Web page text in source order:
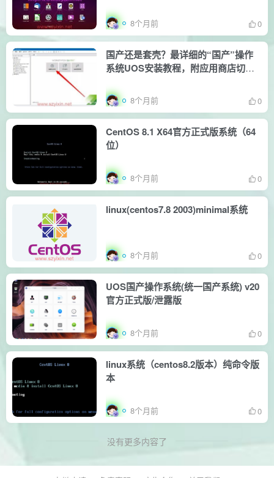
8个月前 0
国产还是套壳？最详细的“国产”操作
系统UOS安装教程，附应用商店切换
8个月前 0
CentOS 8.1 X64官方正式版系统（64
位）
8个月前 0
linux(centos7.8 2003)minimal系统
8个月前 0
UOS国产操作系统(统一国产系统) v20
官方正式版/泄露版
8个月前 0
linux系统（centos8.2版本）纯命令版
本
8个月前 0
没有更多内容了